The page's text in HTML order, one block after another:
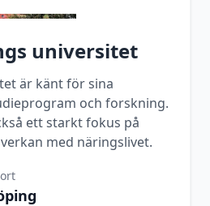
universitet
är känt för sina
och forskning.
ett starkt fokus på
med näringslivet.